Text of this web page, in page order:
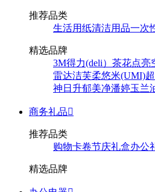
推荐品类
生活用纸清洁用品一次
精选品牌
3M得力(deli） 茶花点亮
雷达洁芙柔悠米(UMI)
神 日升郁美净潘婷玉兰
商务礼品
推荐品类
购物卡卷节庆礼盒办公
精选品牌